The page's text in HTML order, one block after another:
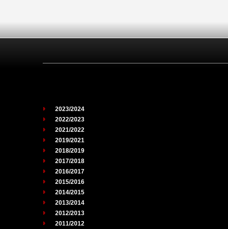
2023/2024
2022/2023
2021/2022
2019/2021
2018/2019
2017/2018
2016/2017
2015/2016
2014/2015
2013/2014
2012/2013
2011/2012